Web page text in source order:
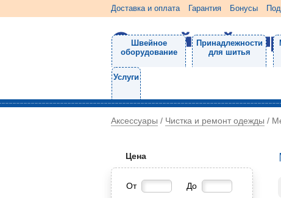
Доставка и оплата Гарантия Бонусы
Швейное
оборудование
Принадлежности
для шитья
Услуги
Аксессуары / Чистка и ремонт одежды /
Цена
От До